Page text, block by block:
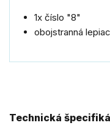
1x číslo "8"
obojstranná
Technická